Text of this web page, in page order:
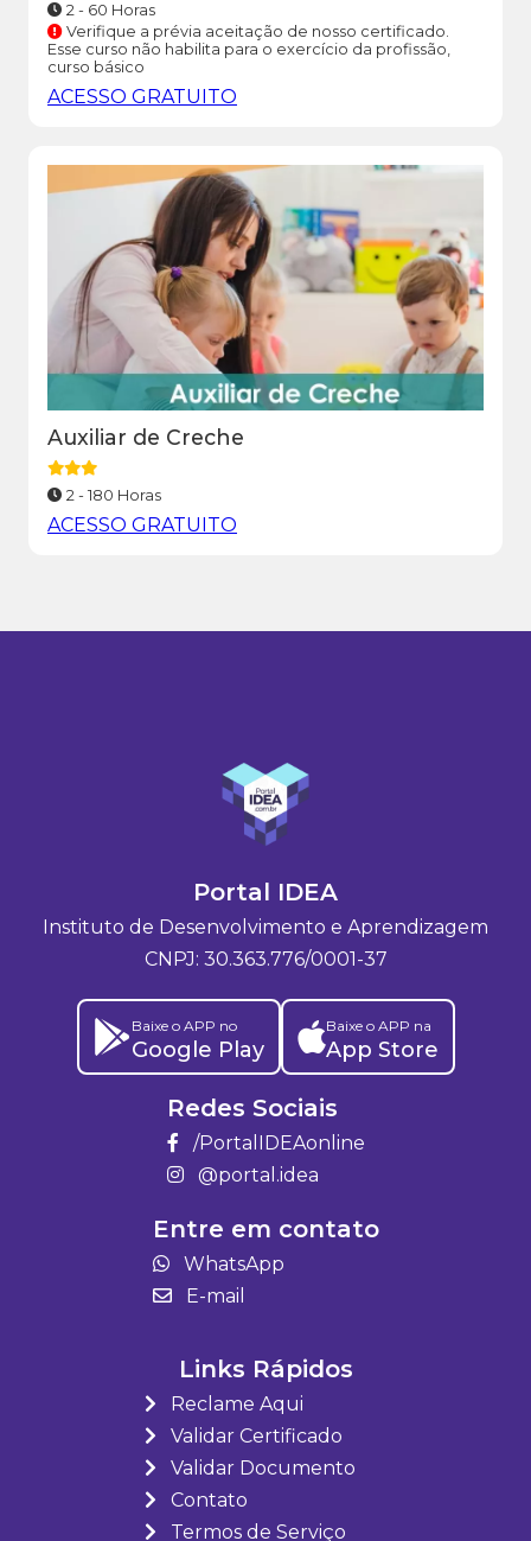
2 - 60 Horas
Verifique a prévia aceitação de nosso certificado.
Esse curso não habilita para o exercício da profissão,
curso básico
ACESSO GRATUITO
Auxiliar de Creche
2 - 180 Horas
ACESSO GRATUITO
Portal IDEA
Instituto de Desenvolvimento e Aprendizagem
CNPJ: 30.363.776/0001-37
Baixe o APP no
Google Play
Baixe o APP na
App Store
Redes Sociais
/PortalIDEAonline
@portal.idea
Entre em contato
WhatsApp
E-mail
Links Rápidos
Reclame Aqui
Validar Certificado
Validar Documento
Contato
Termos de Serviço